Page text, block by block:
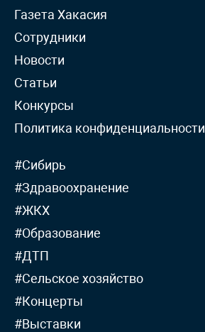
Газета Хакасия
Сотрудники
Новости
Статьи
Конкурсы
Политика конфиденциальности
#Сибирь
#Здравоохранение
#ЖКХ
#Образование
#ДТП
#Сельское хозяйство
#Концерты
#Выставки